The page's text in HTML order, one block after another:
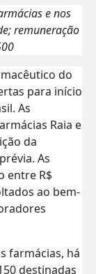
e nos
remuneração
do
para início
As
Raia e
da
As
entre R$
ao bem-
farmácias, há
destinadas